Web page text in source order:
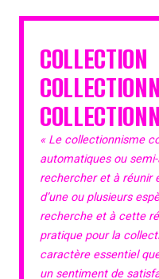
COLLECTION
« Le collectionnisme
automatiques ou
rechercher et à réunir
d’une ou plusieurs
recherche et à cette
pratique pour la
caractère essentiel
un sentiment de